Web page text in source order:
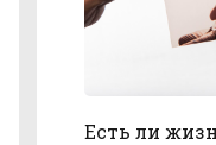
Есть ли